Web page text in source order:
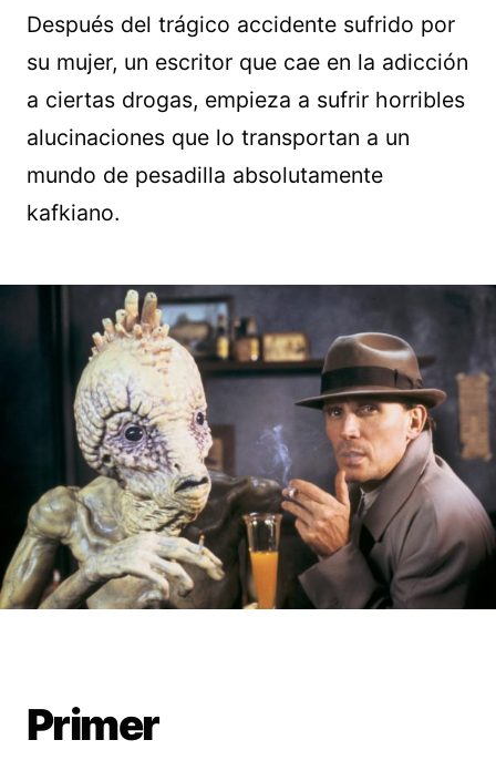
Después del trágico accidente sufrido por
su mujer, un escritor que cae en la adicción
a ciertas drogas, empieza a sufrir horribles
alucinaciones que lo transportan a un
mundo de pesadilla absolutamente
kafkiano.
Primer